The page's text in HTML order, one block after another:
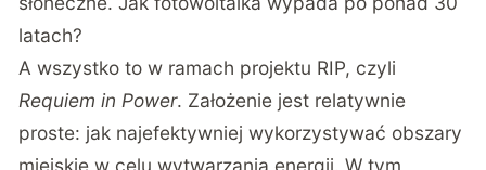
latach?
A wszystko to w ramach projektu RIP, czyli
Requiem in Power. Założenie jest relatywnie
proste: jak najefektywniej wykorzystywać obszary
miejskie w celu wytwarzania energii. W tym